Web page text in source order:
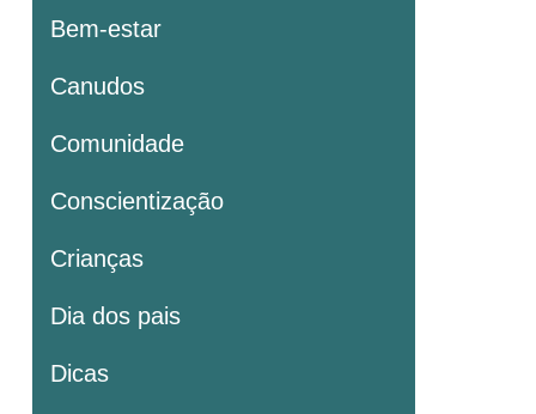
Bem-estar
Canudos
Comunidade
Conscientização
Crianças
Dia dos pais
Dicas